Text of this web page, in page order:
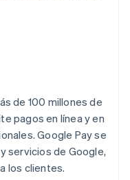
de 100 millones de
pagos en línea y en
Google Pay se
servicios de Google,
los clientes.